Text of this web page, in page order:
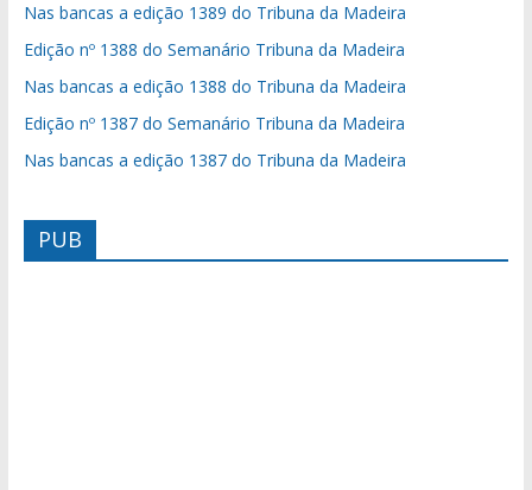
Nas bancas a edição 1389 do Tribuna da Madeira
Edição nº 1388 do Semanário Tribuna da Madeira
Nas bancas a edição 1388 do Tribuna da Madeira
Edição nº 1387 do Semanário Tribuna da Madeira
Nas bancas a edição 1387 do Tribuna da Madeira
PUB